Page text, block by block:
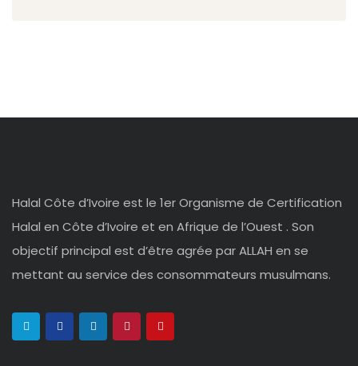
Halal Côte d’Ivoire est le 1er Organisme de Certification
Halal en Côte d’Ivoire et en Afrique de l’Ouest . Son
objectif principal est d’être agrée par ALLAH en se
mettant au service des consommateurs musulmans.